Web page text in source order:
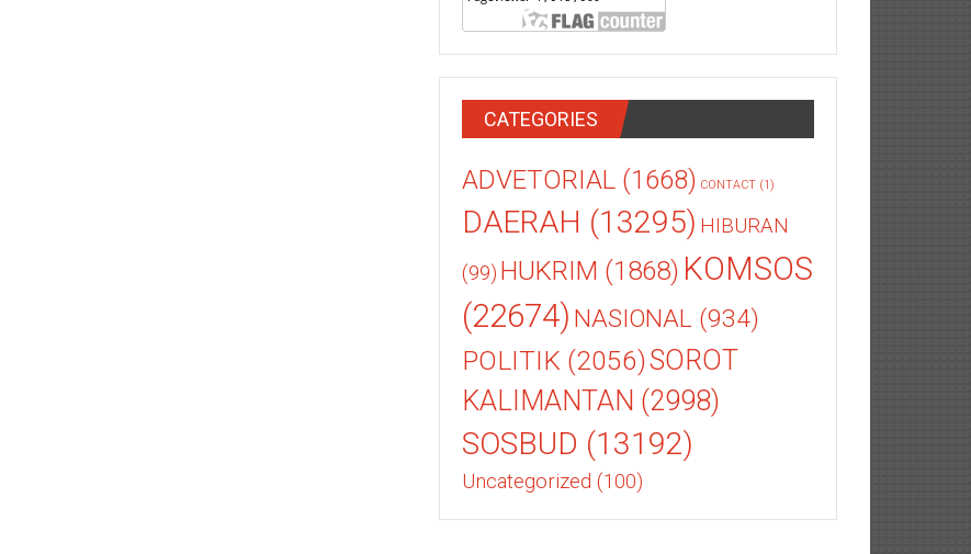
CATEGORIES
ADVETORIAL (1668) CONTACT (1)
DAERAH (13295) HIBURAN
(99) HUKRIM (1868) KOMSOS
(22674) NASIONAL (934)
POLITIK (2056)SOROT
KALIMANTAN (2998)
SOSBUD (13192)
Uncategorized (100)